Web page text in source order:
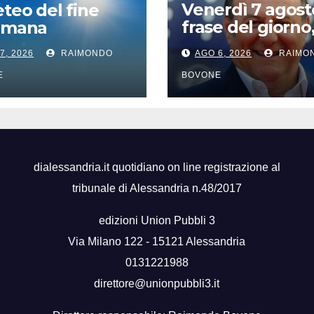
del fine
2026 RAIMONDO
Venerdì 7
frase del
santi del giorno,
famosi,
oggi
AGO 6, 2026
BOVONE
dialessandria.it quotidiano on line registrazione al
tribunale di Alessandria n.48/2017
edizioni Union Pubbli 3
Via Milano 122 - 15121 Alessandria
0131221988
direttore@unionpubbli3.it